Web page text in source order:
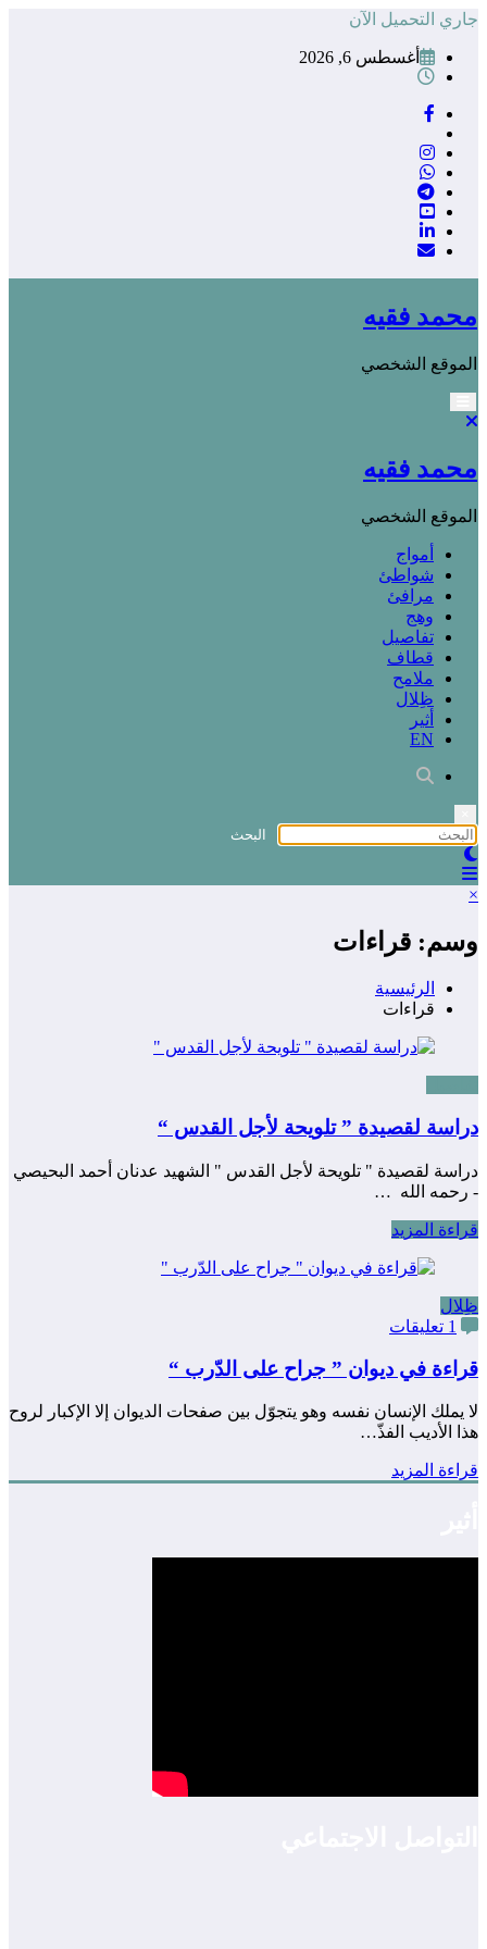
التجاوز
المحتوى
جاري التحميل الآن
أغسطس 6, 2026
محمد فقيه
الموقع الشخصي
محمد فقيه
الموقع الشخصي
أمواج
شواطئ
مرافئ
وهج
تفاصيل
قطاف
ملامح
ظِلال
أثير
EN
×
وسم: قراءات
الرئيسية
قراءات
دراسة لقصيدة ” تلويحة لأجل القدس “
دراسة لقصيدة " تلويحة لأجل القدس " الشهيد عدنان أحمد البحيصي
- رحمه الله …
قراءة المزيد
ظِلال
1 تعليقات
قراءة في ديوان ” جراح على الدّرب “
لا يملك الإنسان نفسه وهو يتجوّل بين صفحات الديوان إلا الإكبار لروح
هذا الأديب الفذّ…
قراءة المزيد